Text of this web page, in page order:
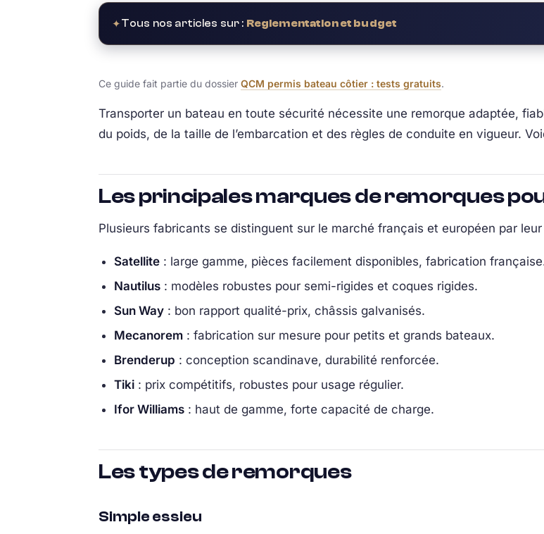
✦Tous nos articles sur : Reglementation et budget
Ce guide fait partie du dossier QCM permis bateau côtier : tests gratuits.
Transporter un bateau en toute sécurité nécessite une remorque adaptée,
du poids, de la taille de l’embarcation et des règles de conduite en vigueur.
Les principales marques de remorques
Plusieurs fabricants se distinguent sur le marché français et européen par
Satellite : large gamme, pièces facilement disponibles, fabrication
Nautilus : modèles robustes pour semi-rigides et coques rigides.
Sun Way : bon rapport qualité-prix, châssis galvanisés.
Mecanorem : fabrication sur mesure pour petits et grands bateaux.
Brenderup : conception scandinave, durabilité renforcée.
Tiki : prix compétitifs, robustes pour usage régulier.
Ifor Williams : haut de gamme, forte capacité de charge.
Les types de remorques
Simple essieu